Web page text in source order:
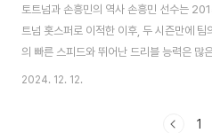
토트넘과 손흥민의 역사 손흥민 선수는
트넘 홋스퍼로 이적한 이후, 두 시즌만에
의 빠른 스피드와 뛰어난 드리블 능력은 많
프리미어리그에서의 활약은 그를 세계적인
니다. 손흥민 토트넘 현재 계약 상황 현재
2024. 12. 12.
1